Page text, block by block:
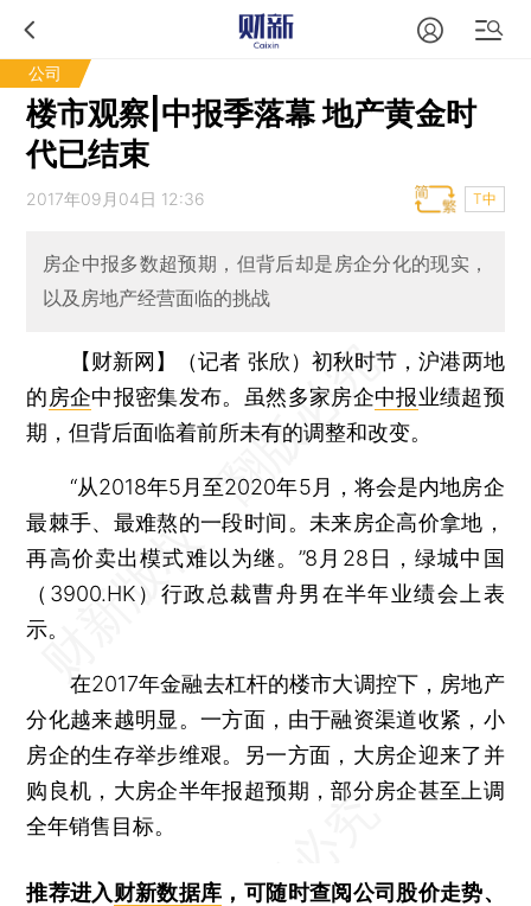
公司
楼市观察|中报季落幕 地产黄金时
代已结束
2017年09月04日 12:36 T中
房企中报多数超预期，但背后却是房企分化的现实，
以及房地产经营面临的挑战
【财新网】（记者 张欣） 初秋时节，沪港两地
的房企中报密集发布。虽然多家房企中报业绩超预
期，但背后面临着前所未有的调整和改变。
“从2018年5月至2020年5月，将会是内地房企
最棘手、最难熬的一段时间。未来房企高价拿地，
再高价卖出模式难以为继。”8月28日，绿城中国
（3900.HK）行政总裁曹舟男在半年业绩会上表
示。
在2017年金融去杠杆的楼市大调控下，房地产
分化越来越明显。一方面，由于融资渠道收紧，小
房企的生存举步维艰。另一方面，大房企迎来了并
购良机，大房企半年报超预期，部分房企甚至上调
全年销售目标。
推荐进入财新数据库 ，可随时查阅公司股价走势、